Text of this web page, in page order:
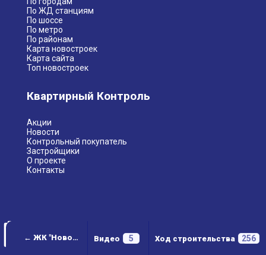
← ЖК "Новое Пушкино" Видео 5 Ход строительства 256
По ЖД станциям
По шоссе
По метро
По районам
Карта новостроек
Карта сайта
Топ новостроек
Квартирный Контроль
Акции
Новости
Контрольный покупатель
Застройщики
О проекте
Контакты